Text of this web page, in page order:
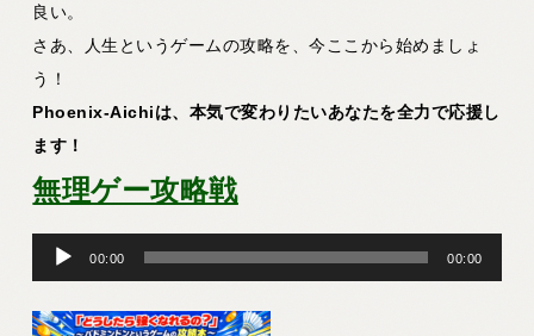
良い。
さあ、人生というゲームの攻略を、今ここから始めましょ
う！
Phoenix-Aichiは、本気で変わりたいあなたを全力で応援し
ます！
無理ゲー攻略戦
音
プ
00:00 00:00